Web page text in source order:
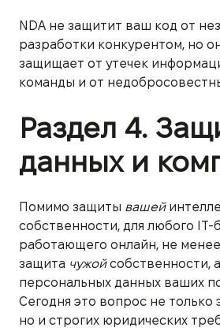
NDA не защитит ваш код от
разработки конкурентом, но
защищает от утечек
команды и от
Раздел 4.
данных и
Помимо защиты вашей
собственности, для любого IT-
работающего онлайн, не
защита чужойсобственности,
персональных данных ваших
Сегодня это вопрос не только
но и строгих юридических